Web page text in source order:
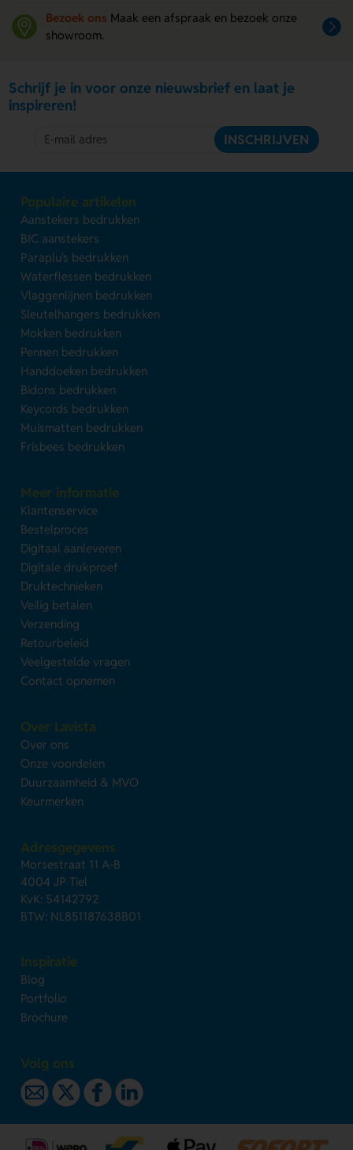
Bezoek ons Maak een afspraak en bezoek onze
showroom.
Schrijf je in voor onze nieuwsbrief en laat je
inspireren!
INSCHRIJVEN
Populaire artikelen
Aanstekers bedrukken
BIC aanstekers
Paraplu's bedrukken
Waterflessen bedrukken
Vlaggenlijnen bedrukken
Sleutelhangers bedrukken
Mokken bedrukken
Pennen bedrukken
Handdoeken bedrukken
Bidons bedrukken
Keycords bedrukken
Muismatten bedrukken
Frisbees bedrukken
Meer informatie
Klantenservice
Bestelproces
Digitaal aanleveren
Digitale drukproef
Druktechnieken
Veilig betalen
Verzending
Retourbeleid
Veelgestelde vragen
Contact opnemen
Over Lavista
Over ons
Onze voordelen
Duurzaamheid & MVO
Keurmerken
Adresgegevens
Morsestraat 11 A-B
4004 JP Tiel
KvK: 54142792
BTW: NL851187638B01
Inspiratie
Blog
Portfolio
Brochure
Volg ons